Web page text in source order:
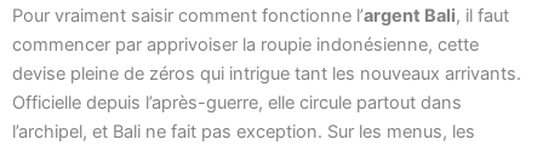
Pour vraiment saisir comment fonctionne l’argent Bali, il faut
commencer par apprivoiser la roupie indonésienne, cette
devise pleine de zéros qui intrigue tant les nouveaux arrivants.
Officielle depuis l’après-guerre, elle circule partout dans
l’archipel, et Bali ne fait pas exception. Sur les menus, les